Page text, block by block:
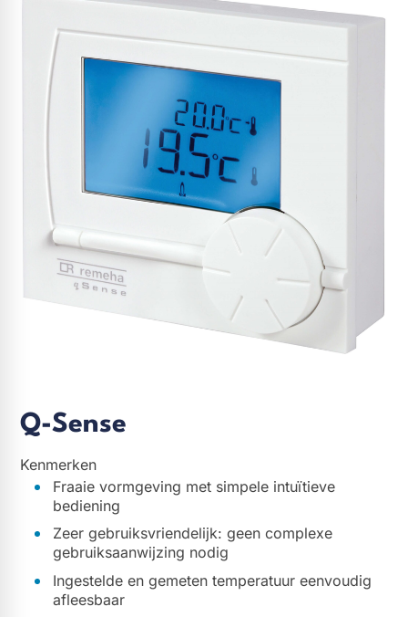
Q-Sense
Kenmerken
Fraaie vormgeving met simpele intuïtieve
bediening
Zeer gebruiksvriendelijk: geen complexe
gebruiksaanwijzing nodig
Ingestelde en gemeten temperatuur eenvoudig
afleesbaar